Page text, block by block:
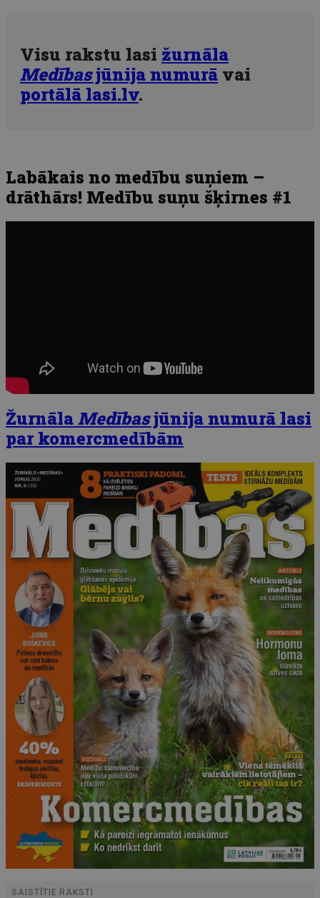
Visu rakstu lasi žurnāla
Medībasjūnija numurā vai
portālā lasi.lv.
Labākais no medību suņiem –
drāthārs! Medību suņu šķirnes #1
ŽurnālaMedībasjūnija numurā lasi
par komercmedībām
SAISTĪTIE RAKSTI